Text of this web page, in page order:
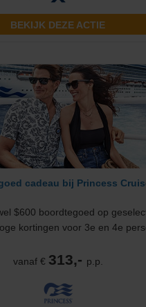
BEKIJK DEZE ACTIE
cadeau bij Princess
$600 boordtegoed op
kortingen voor 3e en 4e
vanaf € 313,- p.p.